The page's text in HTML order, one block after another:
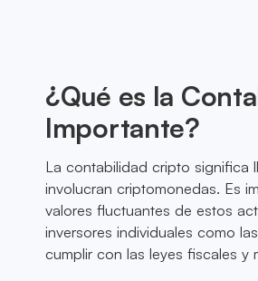
¿Qué es la
Importante?
La contabilidad cripto significa
involucran criptomonedas. Es
valores fluctuantes de estos
inversores individuales como
cumplir con las leyes fiscales y